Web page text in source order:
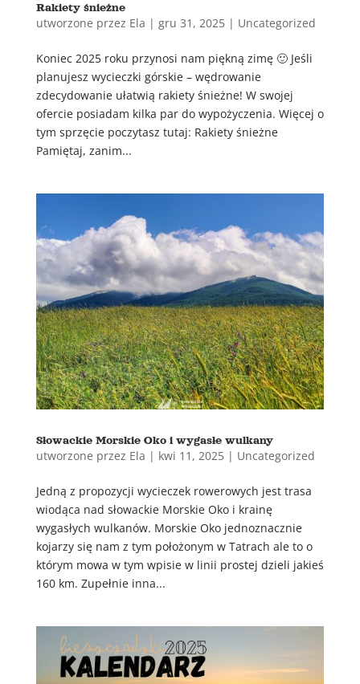
Rakiety śnieżne
utworzone przez Ela | gru 31, 2025| Uncategorized
Koniec 2025 roku przynosi nam piękną zimę 🙂 Jeśli
planujesz wycieczki górskie – wędrowanie
zdecydowanie ułatwią rakiety śnieżne! W swojej
ofercie posiadam kilka par do wypożyczenia. Więcej o
tym sprzęcie poczytasz tutaj: Rakiety śnieżne
Pamiętaj, zanim...
Słowackie Morskie Oko i wygasłe wulkany
utworzone przez Ela | kwi 11, 2025| Uncategorized
Jedną z propozycji wycieczek rowerowych jest trasa
wiodąca nad słowackie Morskie Oko i krainę
wygasłych wulkanów. Morskie Oko jednoznacznie
kojarzy się nam z tym położonym w Tatrach ale to o
którym mowa w tym wpisie w linii prostej dzieli jakieś
160 km. Zupełnie inna...